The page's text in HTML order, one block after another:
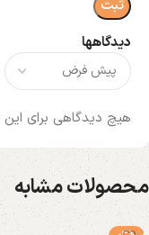
دیدگاهها
هیچ دیدگاهی برای
محصولات مشابه